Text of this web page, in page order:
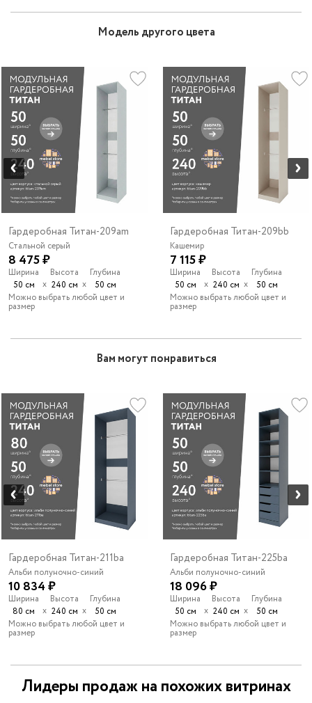
Модель другого цвета
Гардеробная Титан-209am
Стальной серый
8 475 ₽
Ширина
50 см
х
Высота
240 см х
Глубина
50 см
Можно выбрать любой цвет и
размер
Гардеробная Титан-209bb
Кашемир
7 115 ₽
Ширина
50 см
х
Высота
240 см х
Глубина
50 см
Можно выбрать любой цвет и
размер
Вам могут понравиться
Гардеробная Титан-211ba
Альби полуночно-синий
10 834 ₽
Ширина
80 см
х
Высота
240 см х
Глубина
50 см
Можно выбрать любой цвет и
размер
Гардеробная Титан-225ba
Альби полуночно-синий
18 096 ₽
Ширина
50 см
х
Высота
240 см х
Глубина
50 см
Можно выбрать любой цвет и
размер
Лидеры продаж на похожих витринах